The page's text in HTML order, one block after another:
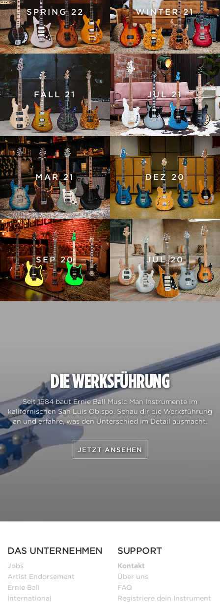
SPRING 22 WINTER 21
FALL 21 JUL 21
MAR 21 DEZ 20
SEP 20 JUL 20
DIE WERKSFÜHRUNG
Seit 1984 baut Ernie Ball Music Man Instrumente im
kalifornischen San Luis Obispo. Schau dir die Werksführung
an und erfahre, was den Unterschied im Detail ausmacht.
JETZT ANSEHEN
DAS UNTERNEHMEN
Jobs
Artist Endorsement
Ernie Ball
International
SUPPORT
Kontakt
Über uns
FAQ
Registriere dein Instrument